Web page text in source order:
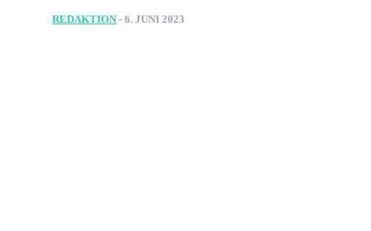
REDAKTION - 6. JUNI 2023